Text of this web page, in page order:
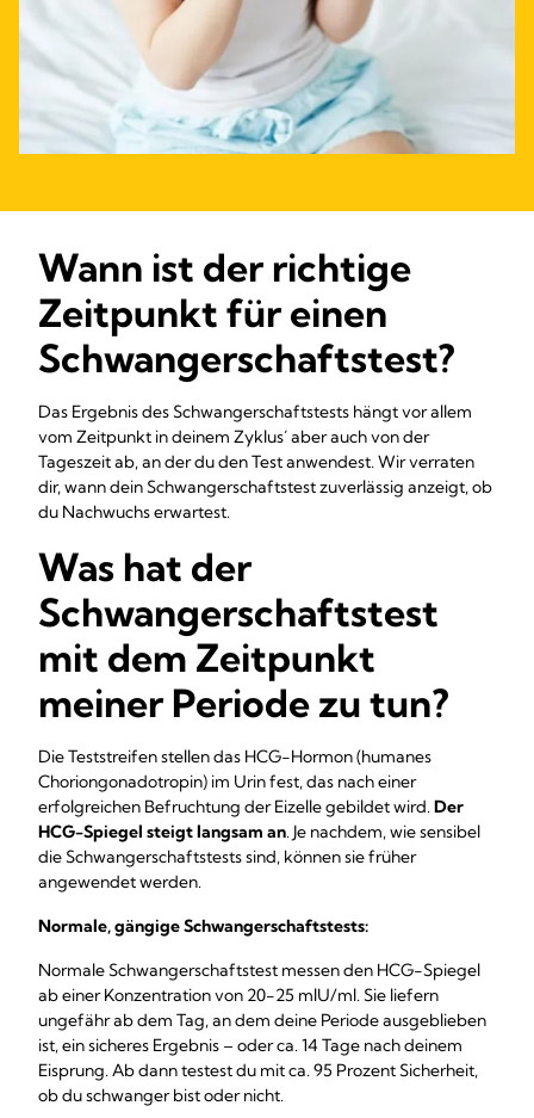
Wann ist der richtige
Zeitpunkt für einen
Schwangerschaftstest?
Das Ergebnis des Schwangerschaftstests hängt vor allem
vom Zeitpunkt in deinem Zyklus´ aber auch von der
Tageszeit ab, an der du den Test anwendest. Wir verraten
dir, wann dein Schwangerschaftstest zuverlässig anzeigt, ob
du Nachwuchs erwartest.
Was hat der
Schwangerschaftstest
mit dem Zeitpunkt
meiner Periode zu tun?
Die Teststreifen stellen das HCG-Hormon (humanes
Choriongonadotropin) im Urin fest, das nach einer
erfolgreichen Befruchtung der Eizelle gebildet wird.Der
HCG-Spiegel steigt langsam an. Je nachdem, wie sensibel
die Schwangerschaftstests sind, können sie früher
angewendet werden.
Normale, gängige Schwangerschaftstests:
Normale Schwangerschaftstest messen den HCG-Spiegel
ab einer Konzentration von 20-25 mlU/ml. Sie liefern
ungefähr ab dem Tag, an dem deine Periode ausgeblieben
ist, ein sicheres Ergebnis – oder ca. 14 Tage nach deinem
Eisprung. Ab dann testest du mit ca. 95 Prozent Sicherheit,
ob du schwanger bist oder nicht.